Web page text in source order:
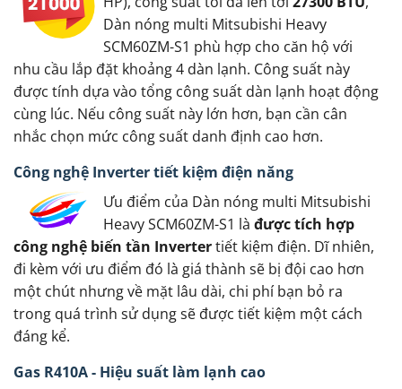
Dàn nóng multi Mitsubishi Heavy
SCM60ZM-S1 phù hợp cho căn hộ với
nhu cầu lắp đặt khoảng 4 dàn lạnh. Công suất này
được tính dựa vào tổng công suất dàn lạnh hoạt động
cùng lúc. Nếu công suất này lớn hơn, bạn cần cân
nhắc chọn mức công suất danh định cao hơn.
Công nghệ Inverter tiết kiệm điện năng
Ưu điểm của Dàn nóng multi Mitsubishi
Heavy SCM60ZM-S1 là được tích hợp
công nghệ biến tần Invertertiết kiệm điện. Dĩ nhiên,
đi kèm với ưu điểm đó là giá thành sẽ bị đội cao hơn
một chút nhưng về mặt lâu dài, chi phí bạn bỏ ra
trong quá trình sử dụng sẽ được tiết kiệm một cách
đáng kể.
Gas R410A - Hiệu suất làm lạnh cao